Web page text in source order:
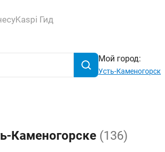
Kaspi Гид
Мой город:
Усть-Каменогорск
Каменогорске (136)